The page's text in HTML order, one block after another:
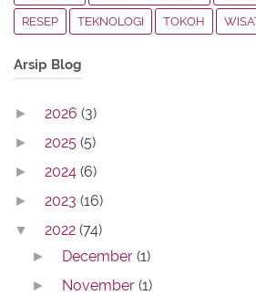
RESEP TEKNOLOGI TOKOH
Arsip Blog
► 2026 (3)
► 2025 (5)
► 2024 (6)
► 2023 (16)
▼ 2022 (74)
► December(1)
► November(1)